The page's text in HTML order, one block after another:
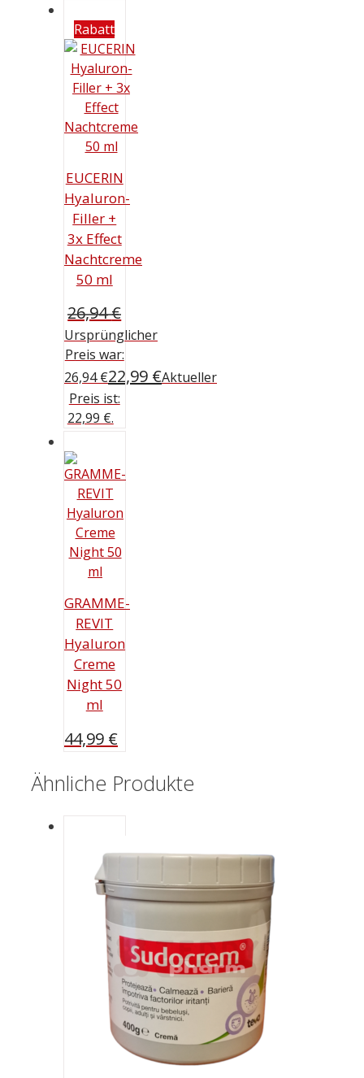
Rabatt
EUCERIN
Hyaluron-
Filler +
3x Effect
Nachtcreme
50 ml
26,94€
Ursprünglicher
Preis war:
26,94 €22,99 €Aktueller
Preis ist:
22,99 €.
GRAMME-
REVIT
Hyaluron
Creme
Night 50
ml
44,99 €
Ähnliche Produkte